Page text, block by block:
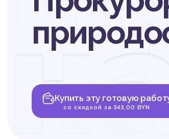
Купить эту готовую
со скидкой за 343,00 BYN